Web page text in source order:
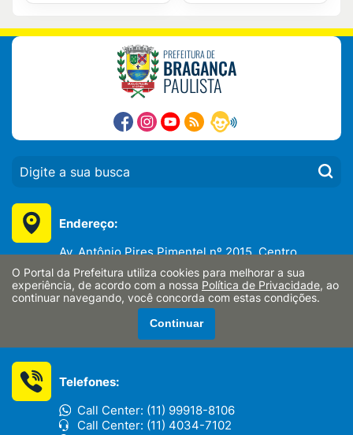
PREFEITURA DE
BRAGANÇA
PAULISTA
Endereço:
Av. Antônio Pires Pimentel nº 2015, Centro
Bragança Paulista/SP - CEP: 12914-900
CNPJ:
46.352.746/0001-65
Telefones:
Call Center: (11) 99918-8106
Call Center: (11) 4034-7102
O Portal da Prefeitura utiliza cookies para melhorar a sua
experiência, de acordo com a nossa Política de Privacidade, ao
continuar navegando, você concorda com estas condições.
Continuar